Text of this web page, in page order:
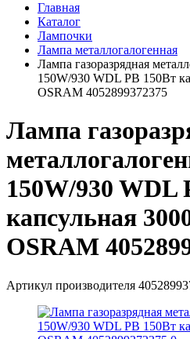
Главная
Каталог
Лампочки
Лампа металлогалогенная
Лампа газоразрядная
150W/930 WDL PB 150Вт
OSRAM 4052899372375
Лампа
150W/930 WDL
капсульная
OSRAM
Артикул производителя